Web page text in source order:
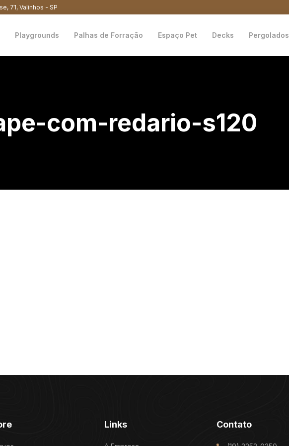
71, Valinhos - SP
Playgrounds Palhas de Forração Espaço Pet Decks Pergolados
com-redario-s120
Links Contato